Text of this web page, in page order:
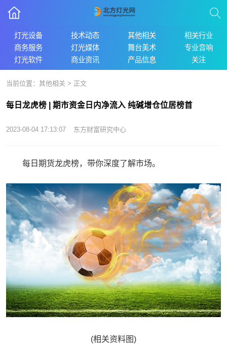
灯光设备 技术动态 其他相关
相关行业
商务服务
灯光媒体 舞台美术
专业音响
灯光软件
商业资讯 产品信息 关注
当前位置： 其他相关 > 正文
每日龙虎榜 | 期市资金日内净流入 纯碱增仓位居榜首
2023-08-04 17:13:07 东方财富研究中心
每日期货龙虎榜，带你深度了解市场。
(相关资料图)